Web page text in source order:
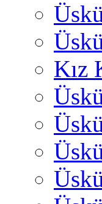
Kız